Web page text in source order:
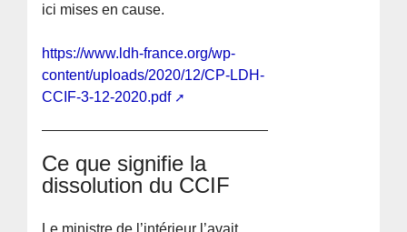
ici mises en cause.
https://www.ldh-france.org/wp-
content/uploads/2020/12/CP-LDH-
CCIF-3-12-2020.pdf
Ce que signifie la
dissolution du CCIF
Le ministre de l’intérieur l’avait